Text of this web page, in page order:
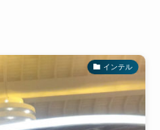
インテル